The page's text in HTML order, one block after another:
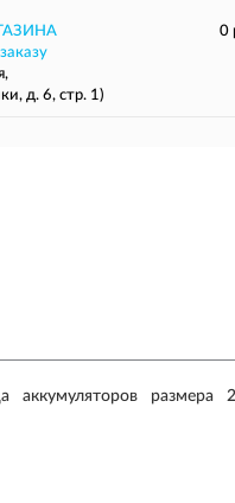
0
д. 6, стр. 1)
размера